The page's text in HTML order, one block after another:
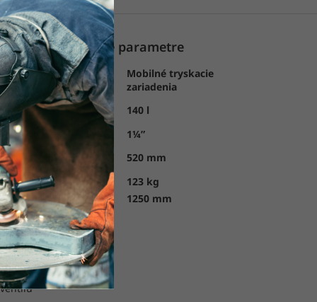
preto
vodnou
Dodatočné parametre
Kategória:
Mobilné tryskacie
zariadenia
Kapacita
140 l
Potrubie:
1¼”
Priemer
nádoby:
520 mm
Váha:
123 kg
Výška:
1250 mm